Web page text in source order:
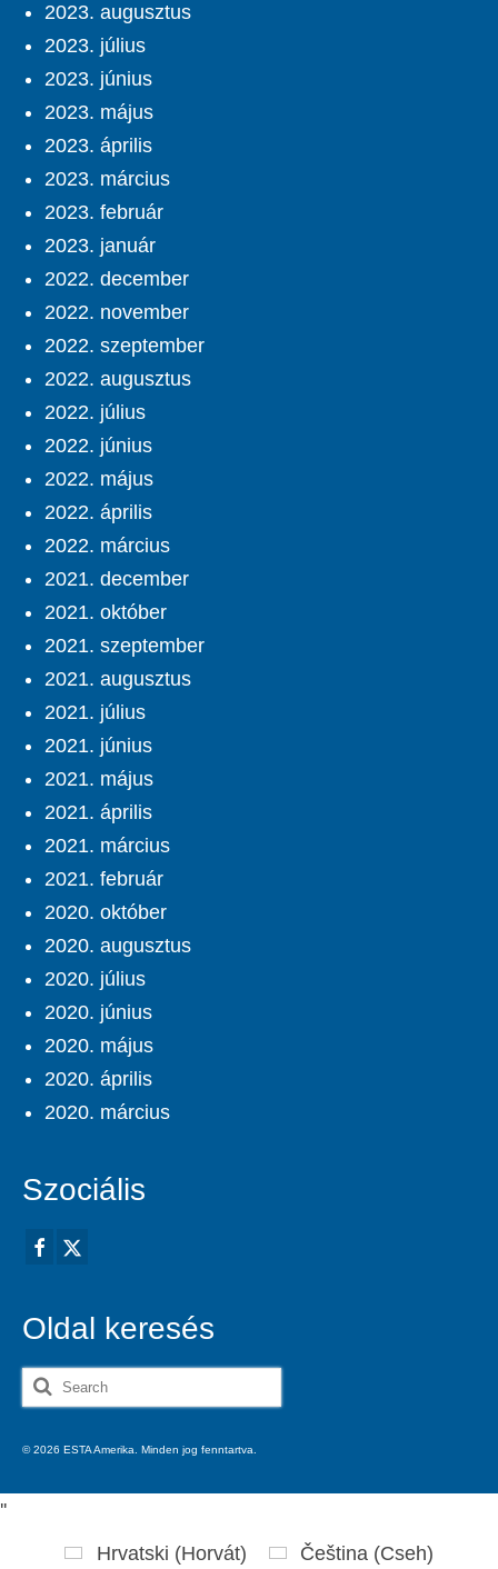
2023. augusztus
2023. július
2023. június
2023. május
2023. április
2023. március
2023. február
2023. január
2022. december
2022. november
2022. szeptember
2022. augusztus
2022. július
2022. június
2022. május
2022. április
2022. március
2021. december
2021. október
2021. szeptember
2021. augusztus
2021. július
2021. június
2021. május
2021. április
2021. március
2021. február
2020. október
2020. augusztus
2020. július
2020. június
2020. május
2020. április
2020. március
Szociális
Oldal keresés
Search
for:
© 2026 ESTA Amerika. Minden jog fenntartva.
''
Hrvatski (Horvát) Čeština (Cseh)